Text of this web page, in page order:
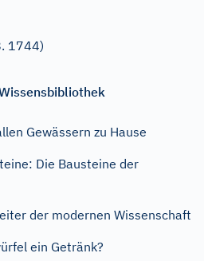
1744)
Gewässern zu Hause
Die Bausteine der
der modernen Wissenschaft
ein Getränk?